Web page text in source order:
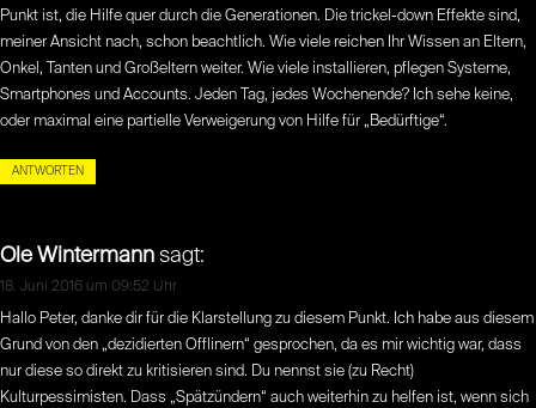
Punkt ist, die Hilfe quer durch die Generationen. Die trickel-down Effekte sind,
meiner Ansicht nach, schon beachtlich. Wie viele reichen Ihr Wissen an Eltern,
Onkel, Tanten und Großeltern weiter. Wie viele installieren, pflegen Systeme,
Smartphones und Accounts. Jeden Tag, jedes Wochenende? Ich sehe keine,
oder maximal eine partielle Verweigerung von Hilfe für „Bedürftige“.
ANTWORTEN
Ole Wintermann sagt:
18. Juni 2016 um 09:52 Uhr
Hallo Peter, danke dir für die Klarstellung zu diesem Punkt. Ich habe aus diesem
Grund von den „dezidierten Offlinern“ gesprochen, da es mir wichtig war, dass
nur diese so direkt zu kritisieren sind. Du nennst sie (zu Recht)
Kulturpessimisten. Dass „Spätzündern“ auch weiterhin zu helfen ist, wenn sich